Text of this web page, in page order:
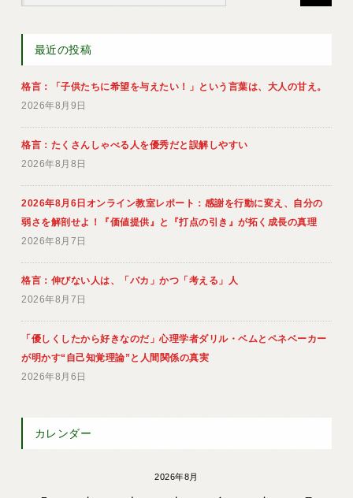
最近の投稿
格言：「子供たちに希望を与えたい！」という言葉は、大人の甘え。
2026年8月9日
格言：たくさんしゃべる人を優秀だと誤解しやすい
2026年8月8日
2026年8月6日オンライン教室レポート：感謝を行動に変え、自分の
弱さを解剖せよ！『価値提供』と『打点の引き』が拓く成長の真理
2026年8月7日
格言：伸びない人は、「バカ」かつ「考える」人
2026年8月7日
「優しくしたから好きなのだ」心理学者ダリル・ベムとペネベーカー
が明かす“自己知覚理論”と人間関係の真実
2026年8月6日
カレンダー
2026年8月